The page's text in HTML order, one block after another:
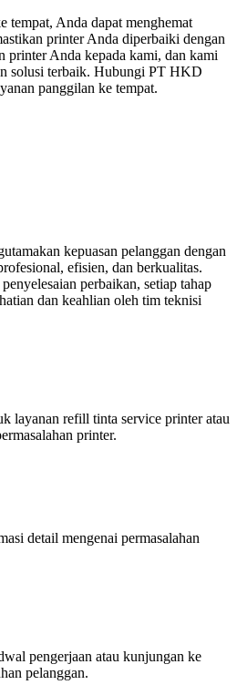
tempat, Anda dapat menghemat
printer Anda diperbaiki dengan
printer Anda kepada kami, dan kami
solusi terbaik. Hubungi PT HKD
panggilan ke tempat.
kepuasan pelanggan dengan
efisien, dan berkualitas.
perbaikan, setiap tahap
dan keahlian oleh tim teknisi
layanan refill tinta service printer atau
printer.
detail mengenai permasalahan
pengerjaan atau kunjungan ke
pelanggan.